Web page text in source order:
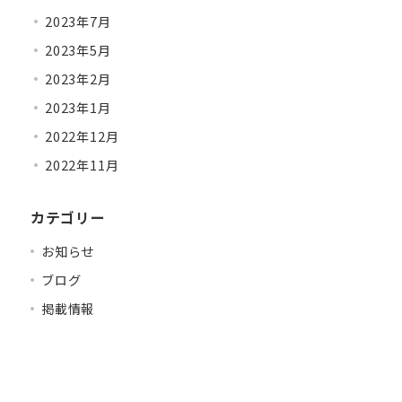
2023年7月
2023年5月
2023年2月
2023年1月
2022年12月
2022年11月
カテゴリー
お知らせ
ブログ
掲載情報